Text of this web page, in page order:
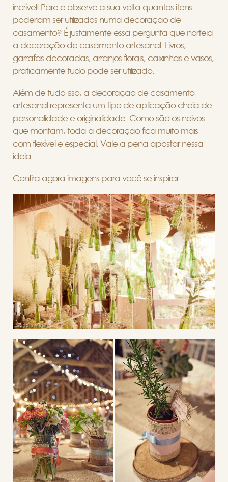
incrível! Pare e observe a sua volta quantos itens
poderiam ser utilizados numa decoração de
casamento? É justamente essa pergunta que norteia
a decoração de casamento artesanal. Livros,
garrafas decoradas, arranjos florais, caixinhas e vasos,
praticamente tudo pode ser utilizado.
Além de tudo isso, a decoração de casamento
artesanal representa um tipo de aplicação cheia de
personalidade e originalidade. Como são os noivos
que montam, toda a decoração fica muito mais
com flexível e especial. Vale a pena apostar nessa
ideia.
Confira agora imagens para você se inspirar.